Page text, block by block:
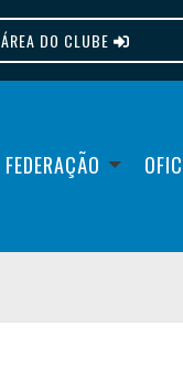
ÁREA DO CLUBE
FEDERAÇÃO